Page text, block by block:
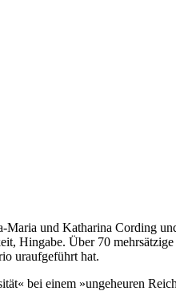
und Katharina Cording
Hingabe. Über 70
uraufgeführt hat.
bei einem »ungeheuren